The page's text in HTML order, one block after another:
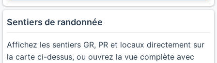
Sentiers de randonnée
Affichez les sentiers GR, PR et locaux directement sur
la carte ci-dessus, ou ouvrez la vue complète avec